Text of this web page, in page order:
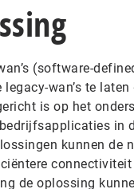
(software-
wan’s te
is op het
in
kunnen de
de oplossing